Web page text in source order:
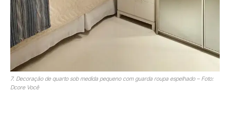
7. Decoração de quarto sob medida pequeno com guarda roupa espelhado – Foto:
Dcore Você